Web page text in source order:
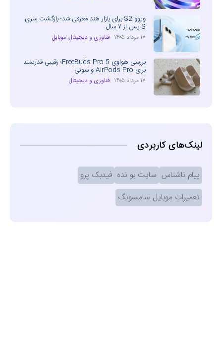
ویوو S2 برای بازار هند معرفی شد؛ بازگشت سری
S پس از ۷ سال
۱۷ مرداد ۱۴۰۵ فناوری و دیجیتال، موبایل
بررسی هواوی FreeBuds Pro 5؛ رقیبی قدرتمند
برای AirPods Pro و سونی
۱۷ مرداد ۱۴۰۵ فناوری و دیجیتال
لینک‌های کاربردی
پیام ناشناس سایت بو نده فیدبک پرو
تعمیرات موبایل سامسونگ